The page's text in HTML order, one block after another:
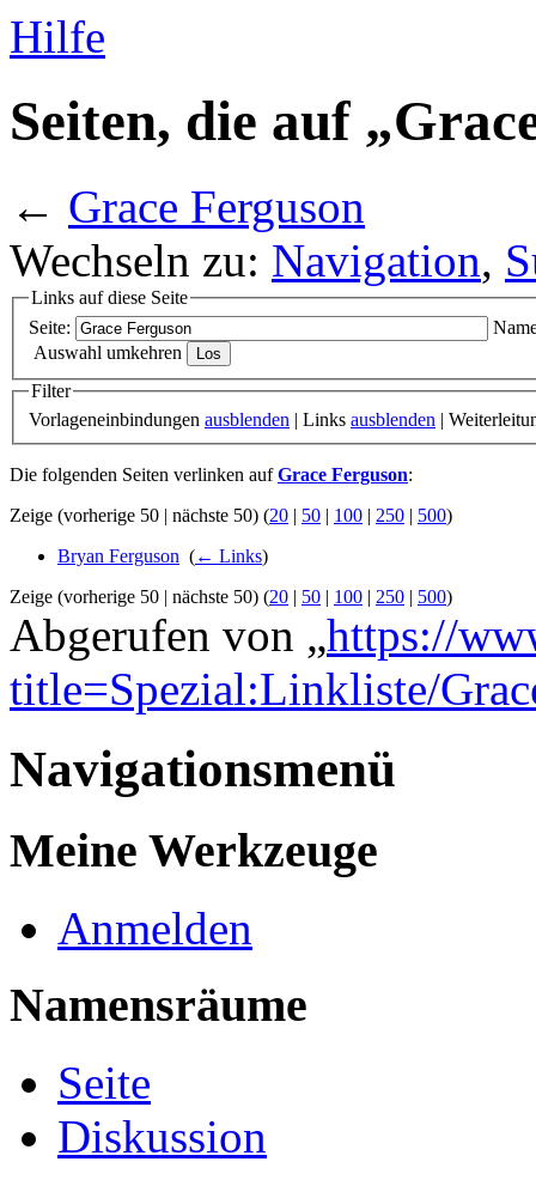
Hilfe
Seiten, die auf
← Grace Ferguson
Wechseln zu: Navigation,
Links auf diese Seite
Seite:
Auswahl umkehren
Filter
Vorlageneinbindungen ausblenden | Links ausblenden |
Die folgenden Seiten verlinken aufGrace Ferguson:
Zeige (vorherige 50 | nächste 50) (20 | 50 | 100 | 250 | 500)
Bryan Ferguson (← Links)
Zeige (vorherige 50 | nächste 50) (20 | 50 | 100 | 250 | 500)
Abgerufen von „https://
title=Spezial:Linkliste/
Navigationsmenü
Meine Werkzeuge
Anmelden
Namensräume
Seite
Diskussion